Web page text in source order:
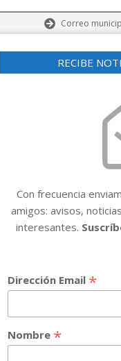
Correo
RECIBE
Con frecuencia
amigos: avisos,
interesantes.
Dirección Email *
Nombre *